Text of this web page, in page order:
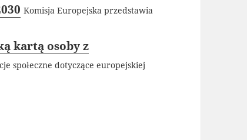
Komisja Europejska przedstawia
kartą osoby z
społeczne dotyczące europejskiej